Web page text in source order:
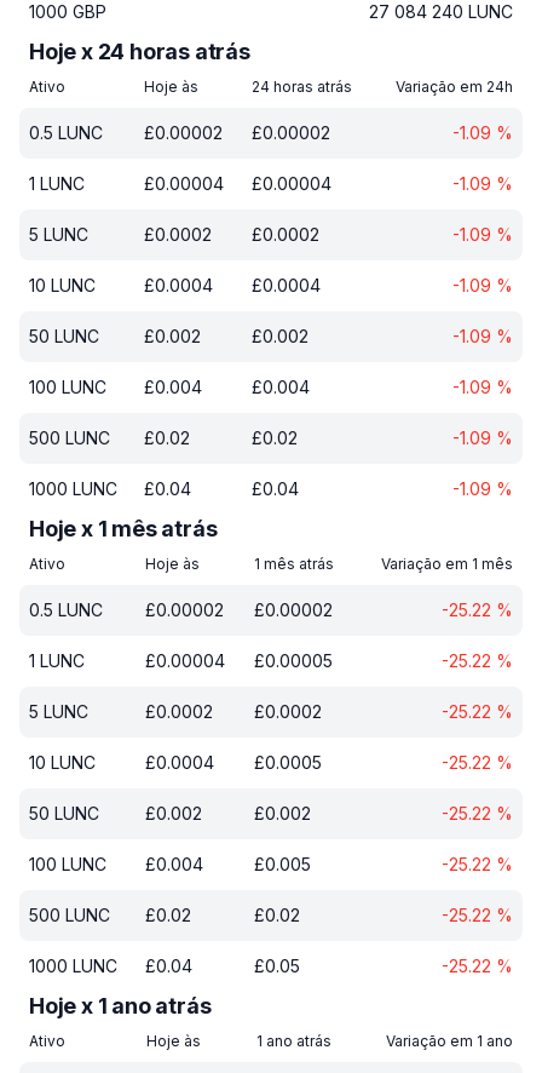
1000 GBP 27 084 240 LUNC
Hoje x 24 horas atrás
Ativo Hoje às 24 horas atrás Variação em 24h
0.5 LUNC £0.00002 £0.00002 -1.09 %
1 LUNC £0.00004 £0.00004 -1.09 %
5 LUNC £0.0002 £0.0002 -1.09 %
10 LUNC £0.0004 £0.0004 -1.09 %
50 LUNC £0.002 £0.002 -1.09 %
100 LUNC £0.004 £0.004 -1.09 %
500 LUNC £0.02 £0.02 -1.09 %
1000 LUNC £0.04 £0.04 -1.09 %
Hoje x 1 mês atrás
Ativo Hoje às 1 mês atrás Variação em 1 mês
0.5 LUNC £0.00002 £0.00002 -25.22 %
1 LUNC £0.00004 £0.00005 -25.22 %
5 LUNC £0.0002 £0.0002 -25.22 %
10 LUNC £0.0004 £0.0005 -25.22 %
50 LUNC £0.002 £0.002 -25.22 %
100 LUNC £0.004 £0.005 -25.22 %
500 LUNC £0.02 £0.02 -25.22 %
1000 LUNC £0.04 £0.05 -25.22 %
Hoje x 1 ano atrás
Ativo Hoje às 1 ano atrás Variação em 1 ano